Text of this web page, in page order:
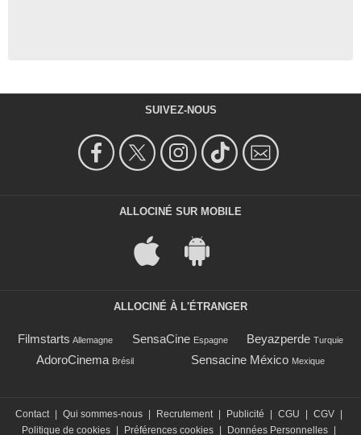
SUIVEZ-NOUS
ALLOCINÉ SUR MOBILE
ALLOCINÉ À L'ÉTRANGER
Filmstarts Allemagne SensaCine Espagne Beyazperde Turquie
AdoroCinema Brésil Sensacine México Mexique
Contact Qui sommes-nous Recrutement Publicité CGU CGV
Politique de cookies
Préférences cookies Données Personnelles